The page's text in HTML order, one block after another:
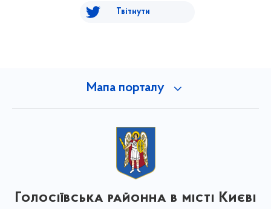
Твітнути
Мапа порталу
Голосіївська районна в місті Києві